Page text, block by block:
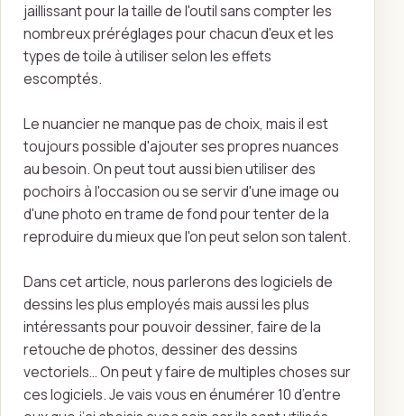
jaillissant pour la taille de l'outil sans compter les
nombreux préréglages pour chacun d'eux et les
types de toile à utiliser selon les effets
escomptés.
Le nuancier ne manque pas de choix, mais il est
toujours possible d'ajouter ses propres nuances
au besoin. On peut tout aussi bien utiliser des
pochoirs à l'occasion ou se servir d'une image ou
d'une photo en trame de fond pour tenter de la
reproduire du mieux que l'on peut selon son talent.
Dans cet article, nous parlerons des logiciels de
dessins les plus employés mais aussi les plus
intéressants pour pouvoir dessiner, faire de la
retouche de photos, dessiner des dessins
vectoriels… On peut y faire de multiples choses sur
ces logiciels. Je vais vous en énumérer 10 d’entre